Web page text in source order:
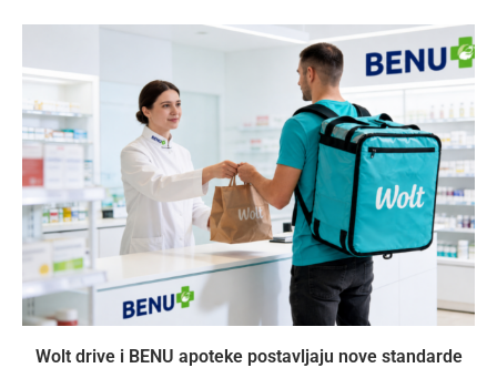
Wolt drive i BENU apoteke postavljaju nove standarde